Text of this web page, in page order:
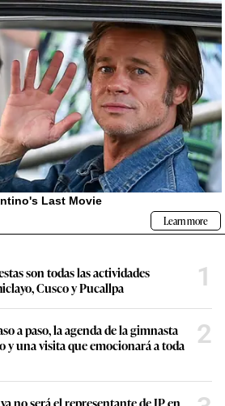
son todas las actividades
Cusco y Pucallpa
1
a paso, la agenda de la gimnasta
y una visita que emocionará a toda
2
no será el representante de JP en